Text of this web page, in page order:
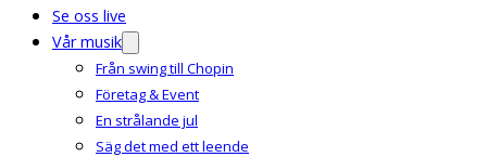
Se oss live
Vår musik
Från swing till Chopin
Företag & Event
En strålande jul
Säg det med ett leende